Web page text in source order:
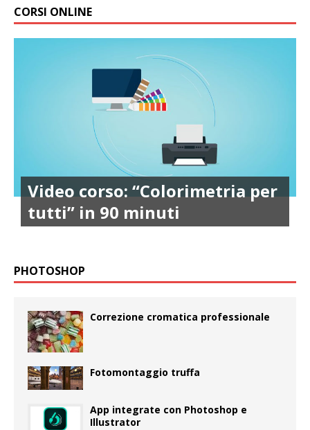
CORSI ONLINE
Video corso: “Colorimetria per
tutti” in 90 minuti
PHOTOSHOP
Correzione cromatica professionale
Fotomontaggio truffa
App integrate con Photoshop e
Illustrator